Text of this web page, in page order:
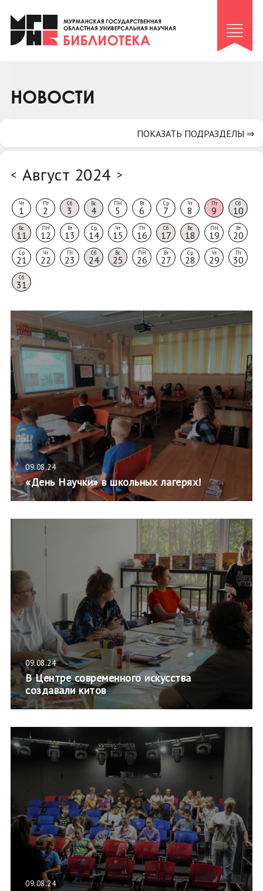
Клуб «Гиря и сельдерей»
Клуб «Семейный архив»
Коллегам
НОВОСТИ
< Август 2024 >
Чт
1
Пт
2
Сб
3
Вс
4
ПН
5
Вт
6
Ср
7
Чт
8
Пт
9
Сб
10
Вс
11
ПН
12
Вт
13
Ср
14
Чт
15
Пт
16
Сб
17
Вс
18
ПН
19
Вт
20
Ср
21
Чт
22
Пт
23
Сб
24
Вс
25
ПН
26
Вт
27
Ср
28
Чт
29
Пт
30
Сб
31
09.08.24
«День Научки» в школьных лагерях!
09.08.24
В Центре современного искусства
создавали китов
09.08.24
ПОКАЗАТЬ ПОДРАЗДЕЛЫ ⇒